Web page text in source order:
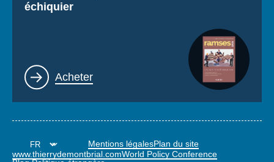
échiquier
Lien
Acheter
Mentions légalesPlan du site
www.thierrydemontbrial.comWorld Policy Conference